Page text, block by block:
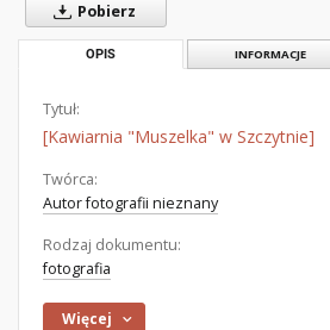
Pobierz
OPIS INFORMACJE
Tytuł:
[Kawiarnia "Muszelka" w Szczytnie]
Twórca:
Autor fotografii nieznany
Rodzaj dokumentu:
fotografia
Więcej